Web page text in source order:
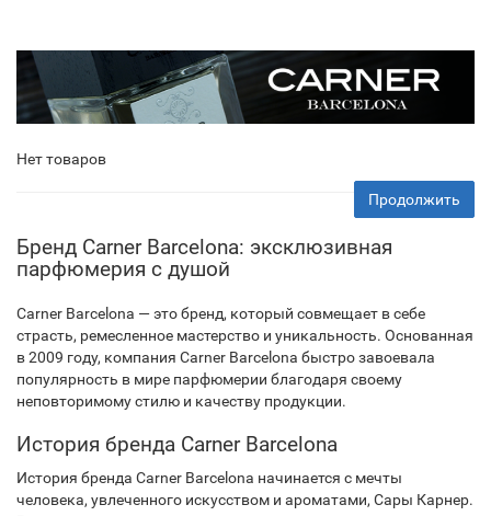
Нет товаров
Продолжить
Бренд Carner Barcelona: эксклюзивная
парфюмерия с душой
Carner Barcelona — это бренд, который совмещает в себе
страсть, ремесленное мастерство и уникальность. Основанная
в 2009 году, компания Carner Barcelona быстро завоевала
популярность в мире парфюмерии благодаря своему
неповторимому стилю и качеству продукции.
История бренда Carner Barcelona
История бренда Carner Barcelona начинается с мечты
человека, увлеченного искусством и ароматами, Сары Карнер.